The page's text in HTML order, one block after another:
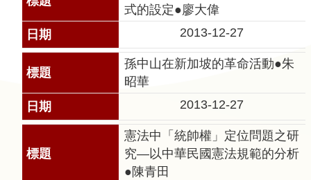
開
式的設定●廖大偉
2013-12-27
孫中山在新加坡的革命活動●朱
昭華
2013-12-27
憲法中「統帥權」定位問題之研
究—以中華民國憲法規範的分析
●陳青田